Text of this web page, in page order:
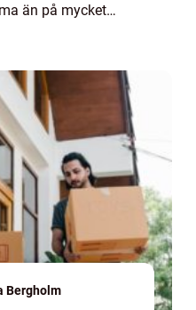
än på mycket
Bergholm